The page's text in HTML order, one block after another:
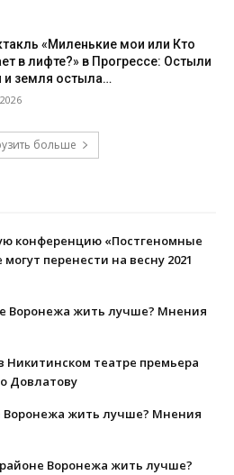
«Миленькие мои или Кто
в лифте?» в Прогрессе: Остыли
и земля остыла…
больше
конференцию «Постгеномные
перенести на весну 2021
Воронежа жить лучше? Мнения
Никитинском театре премьера
Довлатову
Воронежа жить лучше? Мнения
Воронежа жить лучше?